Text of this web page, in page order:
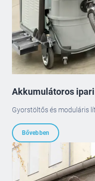
Akkumulátoros
Gyorstöltős és moduláris
Bővebben